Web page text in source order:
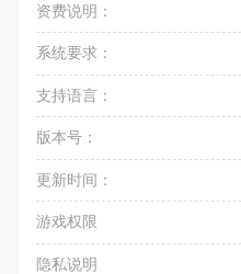
资费说明：
系统要求：
支持语言：
版本号：
更新时间：
游戏权限
隐私说明